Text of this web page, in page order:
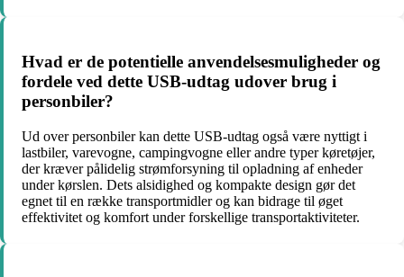
Hvad er de potentielle anvendelsesmuligheder og
fordele ved dette USB-udtag udover brug i
personbiler?
Ud over personbiler kan dette USB-udtag også være nyttigt i
lastbiler, varevogne, campingvogne eller andre typer køretøjer,
der kræver pålidelig strømforsyning til opladning af enheder
under kørslen. Dets alsidighed og kompakte design gør det
egnet til en række transportmidler og kan bidrage til øget
effektivitet og komfort under forskellige transportaktiviteter.